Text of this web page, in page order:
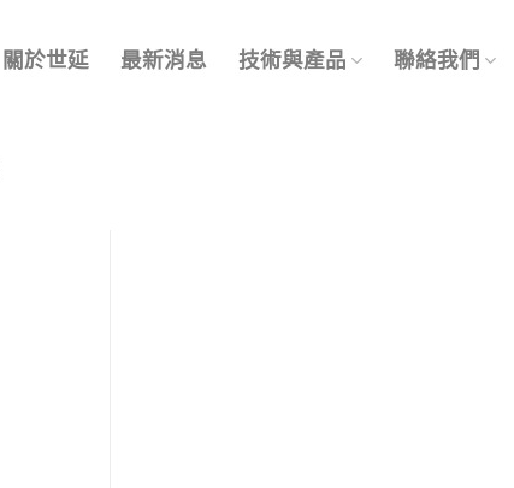
關於世延 最新消息 技術與產品 聯絡我們